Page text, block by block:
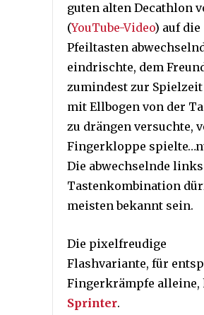
guten alten Decathlon
(YouTube-Video) auf die
Pfeiltasten
eindrischte, dem
zumindest zur Spielzeit
mit Ellbogen von der
zu drängen versuchte,
Fingerkloppe
Die abwechselnde
Tastenkombination
meisten bekannt sein.
Die pixelfreudige
Flashvariante, für
Fingerkrämpfe alleine,
Sprinter.